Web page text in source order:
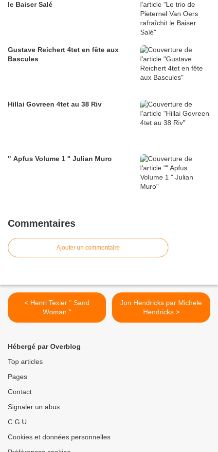
le Baiser Salé
Gustave Reichert 4tet en fête aux
Bascules
Hillai Govreen 4tet au 38 Riv
" Apfus Volume 1 " Julian Muro
Commentaires
Ajouter un commentaire
< Henri Texier " Sand
Woman "
Jon Hendricks par Michele
Hendricks >
Hébergé par Overblog
Top articles
Pages
Contact
Signaler un abus
C.G.U.
Cookies et données personnelles